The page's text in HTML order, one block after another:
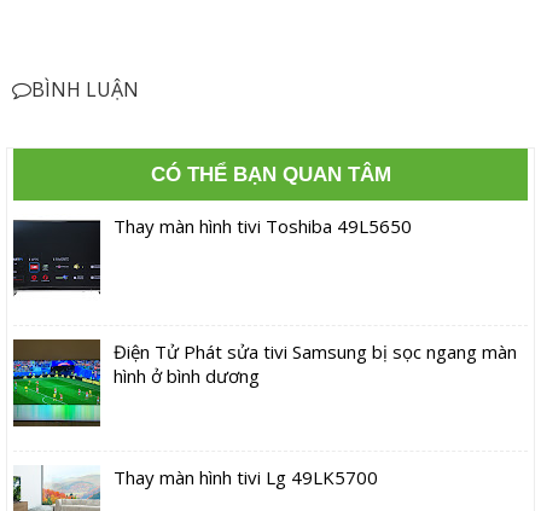
BÌNH LUẬN
CÓ THỂ BẠN QUAN TÂM
Thay màn hình tivi Toshiba 49L5650
Điện Tử Phát sửa tivi Samsung bị sọc ngang màn
hình ở bình dương
Thay màn hình tivi Lg 49LK5700